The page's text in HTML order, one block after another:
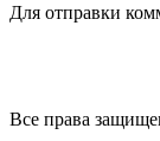
Для отправки
Все права